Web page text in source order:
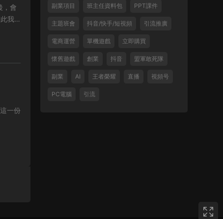
我
一份
副業項目 班主任資料包 PPT課件
主題班會 抖音/快手/短視頻 引流推廣
電商運營 單機遊戲 立即購買
懷舊遊戲 創業 抖音 盟軍敢死隊
副業 AI 王者榮耀 直播 視頻号
PC電腦 引流